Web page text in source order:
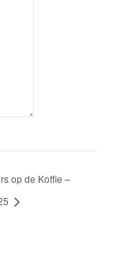
op de Koffie –